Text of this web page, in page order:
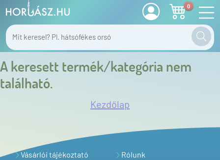
0
A keresett termék/kategória nem
található.
Kezdőlap
Vásárlói tájékoztató
Rólunk